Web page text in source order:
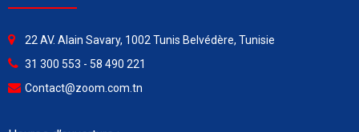
22 AV. Alain Savary, 1002 Tunis Belvédère, Tunisie
31 300 553 - 58 490 221
Contact@zoom.com.tn